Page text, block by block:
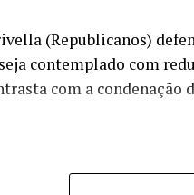
(Republicanos)
contemplado com
com a condenação
um homem de 70